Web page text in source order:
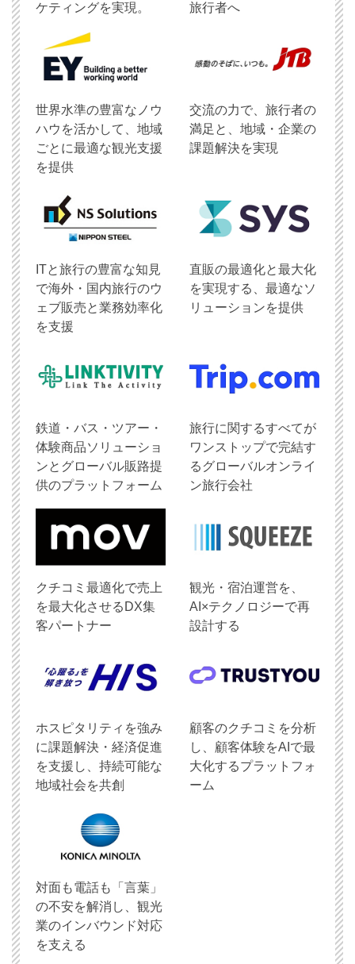
ケティングを実現。 旅行者へ
世界水準の豊富なノウ
ハウを活かして、地域
ごとに最適な観光支援
を提供
交流の力で、旅行者の
満足と、地域・企業の
課題解決を実現
ITと旅行の豊富な知見
で海外・国内旅行のウ
ェブ販売と業務効率化
を支援
直販の最適化と最大化
を実現する、最適なソ
リューションを提供
鉄道・バス・ツアー・
体験商品ソリューショ
ンとグローバル販路提
供のプラットフォーム
旅行に関するすべてが
ワンストップで完結す
るグローバルオンライ
ン旅行会社
クチコミ最適化で売上
を最大化させるDX集
客パートナー
観光・宿泊運営を、
AI×テクノロジーで再
設計する
ホスピタリティを強み
に課題解決・経済促進
を支援し、持続可能な
地域社会を共創
顧客のクチコミを分析
し、顧客体験をAIで最
大化するプラットフォ
ーム
対面も電話も「言葉」
の不安を解消し、観光
業のインバウンド対応
を支える